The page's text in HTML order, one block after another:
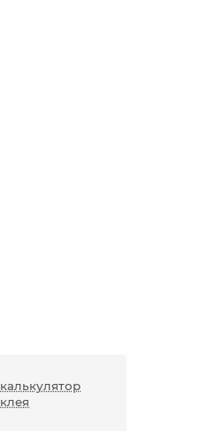
калькулятор
клея